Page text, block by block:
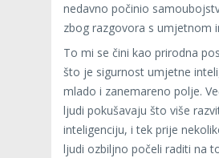
nedavno počinio
zbog razgovora s umjetnom
To mi se čini kao prirodna
što je sigurnost umjetne
mlado i zanemareno polje.
ljudi pokušavaju što više
inteligenciju, i tek prije
ljudi ozbiljno počeli raditi na